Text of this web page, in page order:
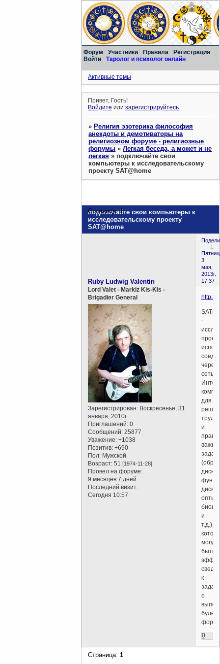
Форум Участники Правила
Регистрация
Войти
Таролог и психолог онлайн
Активные темы
Привет, Гость!
Войдите илизарегистрируйтесь.
»Религия эзотерика философия
анекдоты и демотиваторы на
религиозном форуме - религиозные
форумы »Легкая беседа, а может и не
легкая » подключайте свои
компьютеры к исследовательскому
проекту SAT@home
подключайте свои компьютеры к
исследовательскому проекту
SAT@home
Страница:1
1
3
мая,
2013г.
17:37
Ruby Ludwig Valentin
Lord Valet - Markiz Kis-Kis -
Brigadier General
Зарегистрирован: Воскресенье, 31
января, 2010г.
Приглашений: 0
Сообщений: 25877
Уважение: +1038
Позитив: +690
Пол: Мужской
Возраст: 51[1974-11-28]
Провел на форуме:
9 месяцев 7 дней
Последний визит:
Сегодня 10:57
http://
-
через
сеть
для
и
задач
и
т.д.),
могут
быть
к
о
0
Страница:1